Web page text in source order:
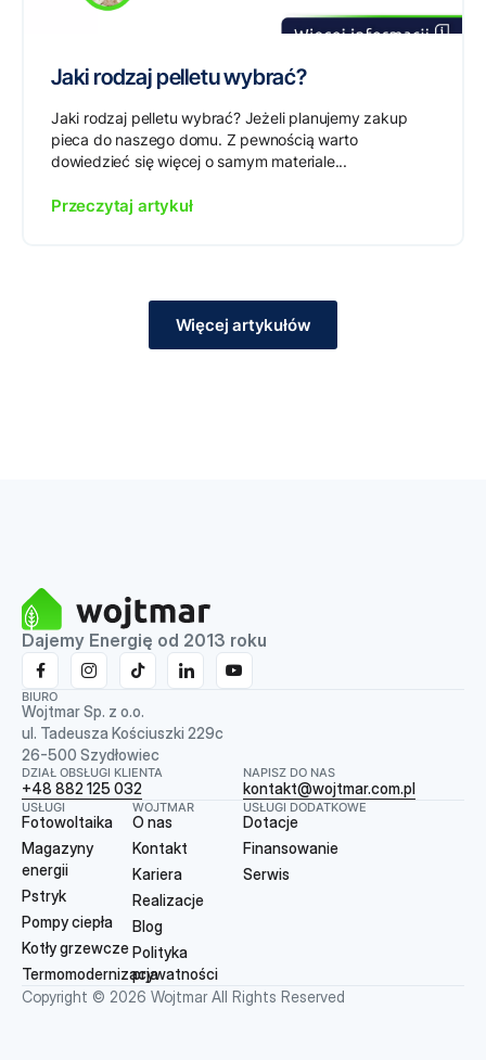
Jaki rodzaj pelletu wybrać?
Jaki rodzaj pelletu wybrać? Jeżeli planujemy zakup
pieca do naszego domu. Z pewnością warto
dowiedzieć się więcej o samym materiale...
Przeczytaj artykuł
Więcej artykułów
Dajemy Energię od 2013 roku
BIURO
Wojtmar Sp. z o.o.
ul. Tadeusza Kościuszki 229c
26-500 Szydłowiec
DZIAŁ OBSŁUGI KLIENTA
+48 882 125 032
NAPISZ DO NAS
kontakt@wojtmar.com.pl
USŁUGI
Fotowoltaika
Magazyny
energii
Pstryk
Pompy ciepła
Kotły grzewcze
Termomodernizacja
WOJTMAR
O nas
Kontakt
Kariera
Realizacje
Blog
Polityka
prywatności
USŁUGI DODATKOWE
Dotacje
Finansowanie
Serwis
Copyright © 2026 Wojtmar All Rights Reserved